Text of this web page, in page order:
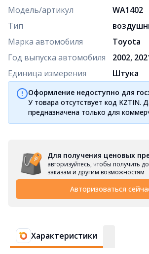
Модель/артикул
WA1402
Тип
Марка автомобиля
Toyota
Год выпуска автомобиля
2002,
Единица измерения
Штука
Оформление недоступно для
У товара отсутствует код KZTIN.
предназначена только для
Для получения ценовых
авторизуйтесь, чтобы получить
заказам и другим возможностям
Авторизоваться
Характеристики